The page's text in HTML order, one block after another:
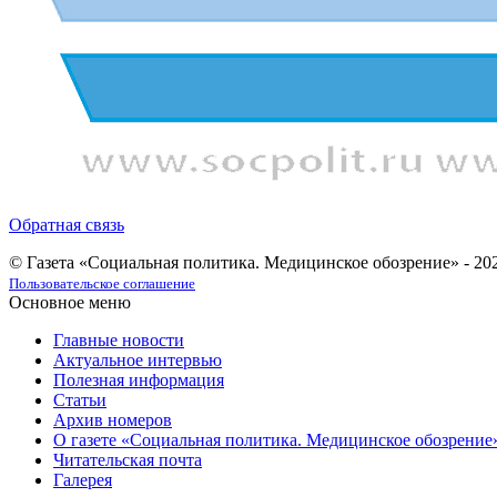
Обратная связь
© Газета «Социальная политика. Медицинское обозрение» -
Пользовательское соглашение
Основное меню
Главные новости
Актуальное интервью
Полезная информация
Статьи
Архив номеров
О газете «Социальная политика. Медицинское
Читательская почта
Галерея